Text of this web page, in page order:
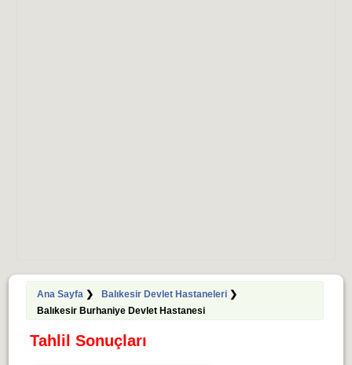
Ana Sayfa❯ Balıkesir Devlet Hastaneleri❯
Balıkesir Burhaniye Devlet Hastanesi
Tahlil Sonuçları